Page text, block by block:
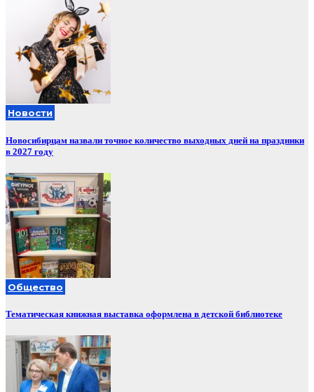
Новости
Новосибирцам назвали точное количество выходных дней на праздники
в 2027 году
Общество
Тематическая книжная выставка оформлена в детской библиотеке